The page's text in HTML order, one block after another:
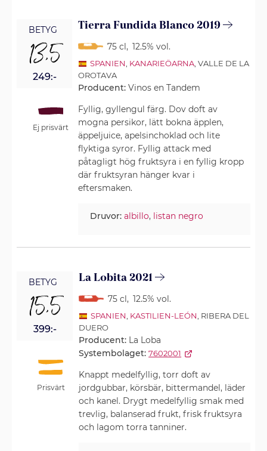
BETYG
13,5
249:-
Ej prisvärt
Tierra Fundida Blanco 2019
75 cl, 12.5% vol.
SPANIEN KANARIEÖARNA, VALLE DE LA
OROTAVA
Producent:Vinos en Tandem
Fyllig, gyllengul färg. Dov doft av
mogna persikor, lätt bokna äpplen,
äppeljuice, apelsinchoklad och lite
flyktiga syror. Fyllig attack med
påtagligt hög fruktsyra i en fyllig kropp
där fruktsyran hänger kvar i
eftersmaken.
Druvor: albillo, listan negro
BETYG
15,5
399:-
Prisvärt
La Lobita 2021
75 cl, 12.5% vol.
SPANIEN KASTILIEN-LEÓN , RIBERA DEL
DUERO
Producent: La Loba
Systembolaget: 7602001
Knappt medelfyllig, torr doft av
jordgubbar, körsbär, bittermandel, läder
och kanel. Drygt medelfyllig smak med
trevlig, balanserad frukt, frisk fruktsyra
och lagom torra tanniner.